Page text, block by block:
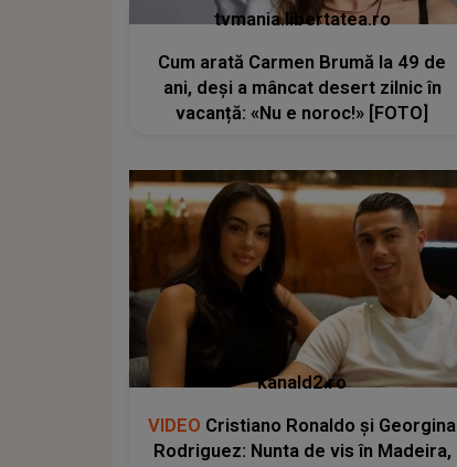
tvmania.libertatea.ro
Cum arată Carmen Brumă la 49 de
ani, deși a mâncat desert zilnic în
vacanță: «Nu e noroc!» [FOTO]
kanald2.ro
VIDEO Cristiano Ronaldo și Georgina
Rodriguez: Nunta de vis în Madeira,